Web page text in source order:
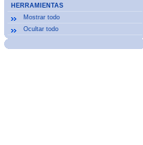
HERRAMIENTAS
Mostrar todo
Ocultar todo